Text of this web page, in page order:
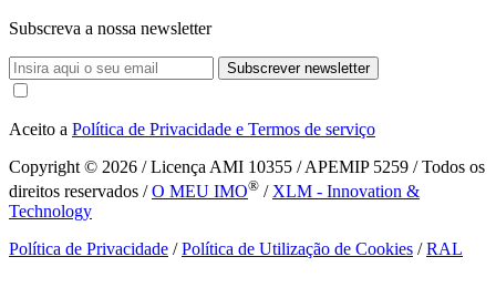
Subscreva a nossa newsletter
Subscrever newsletter
Aceito a Política de Privacidade e Termos de serviço
Copyright © 2026 / Licença AMI 10355 / APEMIP 5259 / Todos os
direitos reservados /O MEU IMO® / XLM - Innovation &
Technology
Política de Privacidade /Política de Utilização de Cookies /RAL